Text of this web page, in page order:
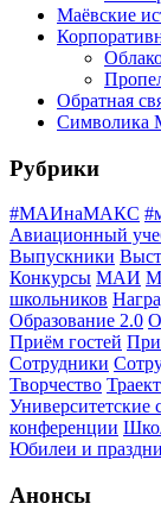
Маёвские
Обратная
Рубрики
#МАИнаМАКС
Авиационный
Выпускники
Конкурсы МАИ
школьников
Образование 2.0
Приём гостей
Сотрудники
Творчество
Университетские
конференции
Юбилеи и
Анонсы